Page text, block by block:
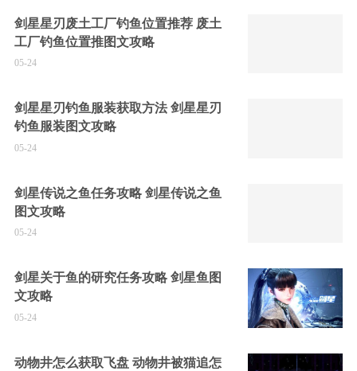
剑星星刃废土工厂钓鱼位置推荐 废土
工厂钓鱼位置推图文攻略
05-24
剑星星刃钓鱼服装获取方法 剑星星刃
钓鱼服装图文攻略
05-24
剑星传说之鱼任务攻略 剑星传说之鱼
图文攻略
05-24
剑星关于鱼的研究任务攻略 剑星鱼图
文攻略
05-24
动物井怎么获取飞盘 动物井被猫追怎